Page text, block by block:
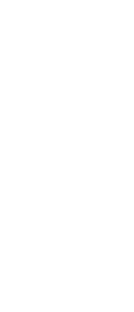
能です